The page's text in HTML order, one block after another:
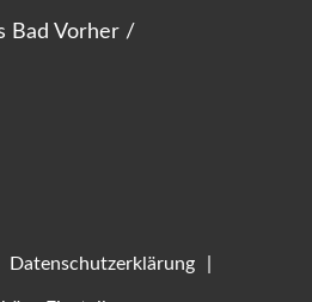
Bad Vorher /
Datenschutzerklärung